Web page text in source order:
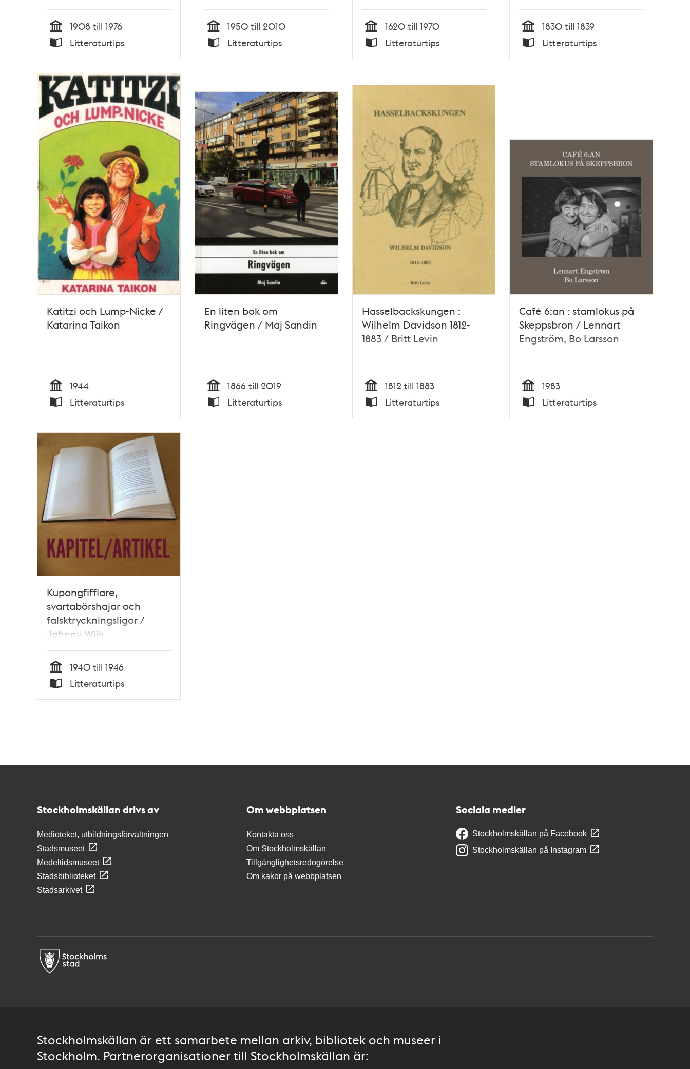
Tid
1908 till 1976
Typ
Litteraturtips Tid
1950 till 2010
Typ
Litteraturtips Tid
1620 till 1970
Typ
Litteraturtips Tid
1830 till 1839
Typ
Litteraturtips
Katitzi och Lump-Nicke /
Katarina Taikon
Tid
1944
Typ
Litteraturtips
En liten bok om
Ringvägen / Maj Sandin
Tid
1866 till 2019
Typ
Litteraturtips
Hasselbackskungen :
Wilhelm Davidson 1812-
1883 / Britt Levin
Tid
1812 till 1883
Typ
Litteraturtips
Café 6:an : stamlokus på
Skeppsbron / Lennart
Engström, Bo Larsson
Tid
1983
Typ
Litteraturtips
Kupongfifflare,
svartabörshajar och
falsktryckningsligor /
Johnny Wijk
Tid
1940 till 1946
Typ
Litteraturtips
Stockholmskällan drivs av
Medioteket, utbildningsförvaltningen
Stadsmuseet
Medeltidsmuseet
Stadsbiblioteket
Stadsarkivet
Om webbplatsen
Kontakta oss
Om Stockholmskällan
Tillgänglighetsredogörelse
Om kakor på webbplatsen
Sociala medier
Stockholmskällan på Facebook
Stockholmskällan på Instagram
Stockholmskällan är ett samarbete mellan arkiv, bibliotek och museer i
Stockholm. Partnerorganisationer till Stockholmskällan är: